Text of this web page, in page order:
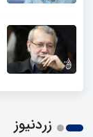
زردنیوز